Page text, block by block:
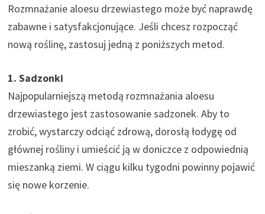
Rozmnażanie aloesu drzewiastego może być naprawdę
zabawne i satysfakcjonujące. Jeśli chcesz rozpocząć
nową roślinę, zastosuj jedną z poniższych metod.
1. Sadzonki
Najpopularniejszą metodą rozmnażania aloesu
drzewiastego jest zastosowanie sadzonek. Aby to
zrobić, wystarczy odciąć zdrową, dorosłą łodygę od
głównej rośliny i umieścić ją w doniczce z odpowiednią
mieszanką ziemi. W ciągu kilku tygodni powinny pojawić
się nowe korzenie.